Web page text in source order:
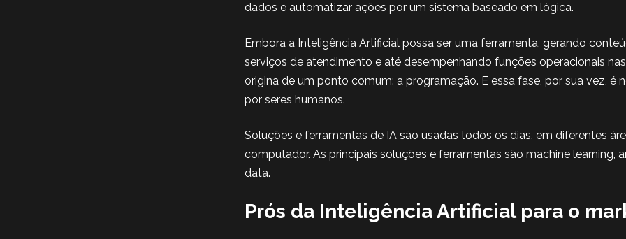
dados e automatizar ações por um sistema baseado em lógica.
Embora a Inteligência Artificial possa ser uma ferramenta, gerando
serviços de atendimento e até desempenhando funções operacionais
origina de um ponto comum: a programação. E essa fase, por sua vez, é
por seres humanos.
Soluções e ferramentas de IA são usadas todos os dias, em diferentes
computador. As principais soluções e ferramentas são machine learning,
data.
Prós da Inteligência Artificial para o